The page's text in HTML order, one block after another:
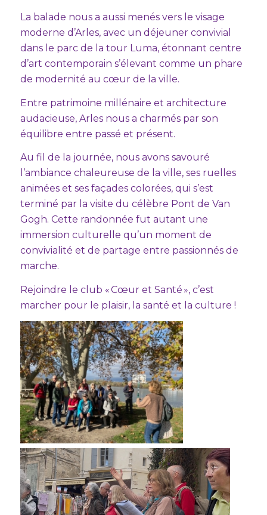
La balade nous a aussi menés vers le visage
moderne d’Arles, avec un déjeuner convivial
dans le parc de la tour Luma, étonnant centre
d’art contemporain s’élevant comme un phare
de modernité au cœur de la ville.
Entre patrimoine millénaire et architecture
audacieuse, Arles nous a charmés par son
équilibre entre passé et présent.
Au fil de la journée, nous avons savouré
l’ambiance chaleureuse de la ville, ses ruelles
animées et ses façades colorées, qui s’est
terminé par la visite du célèbre Pont de Van
Gogh. Cette randonnée fut autant une
immersion culturelle qu’un moment de
convivialité et de partage entre passionnés de
marche.
Rejoindre le club « Cœur et Santé », c’est
marcher pour le plaisir, la santé et la culture !